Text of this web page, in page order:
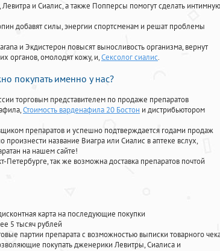
, Левитра и Сиалис, а также Попперсы помогут сделать интимную
добавят силы, энергии спортсменам и решат проблемы
и Экдистерон повысят выносливость организма, вернут
органов, омолодят кожу, и,Сексолог сиалис.
покупать именно у нас?
торговым представителем по продаже препаратов
,Стоимость варденафила 20 Бостон и дистрибьютором
препаратов и успешно подтверждается годами продаж
название Виагра или Сиалис в аптеке вслух,
на нашем сайте!
Петербурге, так же возможна доставка препаратов почтой
карта на последующие покупки
5 тысяч рублей
партии препарата с возможностью выписки товарного
покупать дженерики Левитры, Сиалиса и